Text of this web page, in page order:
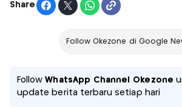
Share
Follow Okezone di Google
FollowWhatsApp Channel Okezone
update berita terbaru setiap hari